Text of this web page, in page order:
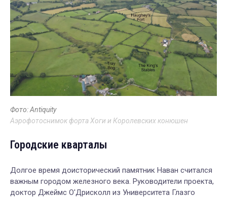
Фото: Antiquity
Аэрофотоснимок форта Хоги и Королевских конюшен
Городские кварталы
Долгое время доисторический памятник Наван считался
важным городом железного века. Руководители проекта,
доктор Джеймс О'Дрисколл из Университета Глазго